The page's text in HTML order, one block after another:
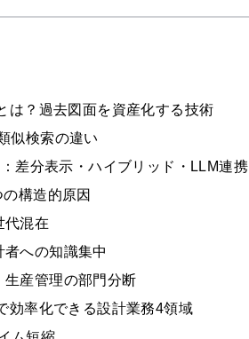
は？過去図面を資産化する技術
似検索の違い
差分表示・ハイブリッド・LLM連携
構造的原因
代混在
への知識集中
生産管理の部門分断
効率化できる設計業務4領域